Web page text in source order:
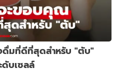
ดื่มที่ดีที่สุดสำหรับ "ตับ"
บเซลล์